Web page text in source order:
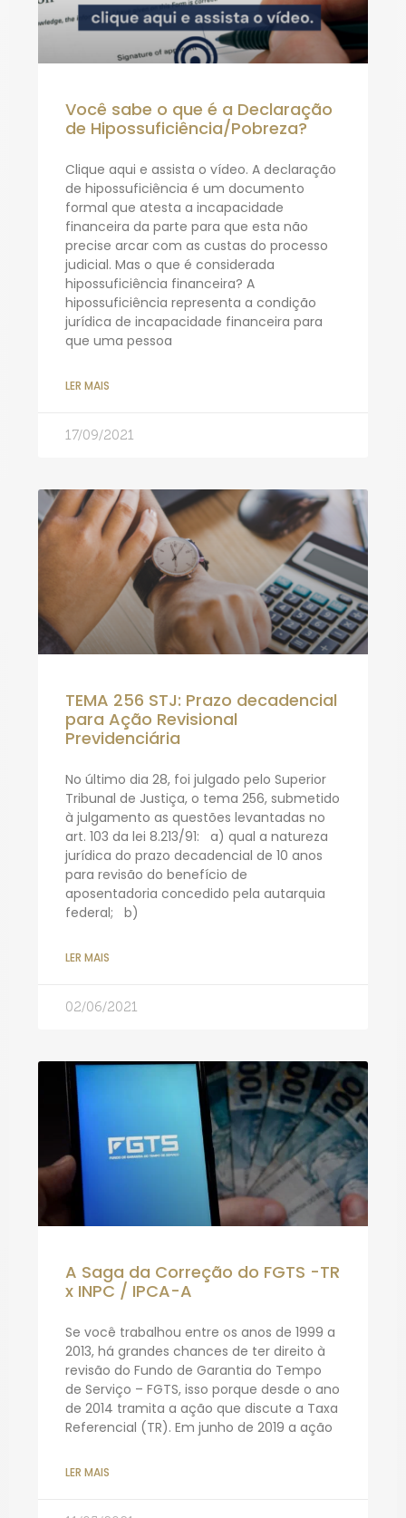
Você sabe o que é a Declaração
de Hipossuficiência/Pobreza?
Clique aqui e assista o vídeo. A declaração
de hipossuficiência é um documento
formal que atesta a incapacidade
financeira da parte para que esta não
precise arcar com as custas do processo
judicial. Mas o que é considerada
hipossuficiência financeira? A
hipossuficiência representa a condição
jurídica de incapacidade financeira para
que uma pessoa
LER MAIS
17/09/2021
TEMA 256 STJ: Prazo decadencial
para Ação Revisional
Previdenciária
No último dia 28, foi julgado pelo Superior
Tribunal de Justiça, o tema 256, submetido
à julgamento as questões levantadas no
art. 103 da lei 8.213/91: a) qual a natureza
jurídica do prazo decadencial de 10 anos
para revisão do benefício de
aposentadoria concedido pela autarquia
federal; b)
LER MAIS
02/06/2021
A Saga da Correção do FGTS -TR
x INPC / IPCA-A
Se você trabalhou entre os anos de 1999 a
2013, há grandes chances de ter direito à
revisão do Fundo de Garantia do Tempo
de Serviço – FGTS, isso porque desde o ano
de 2014 tramita a ação que discute a Taxa
Referencial (TR). Em junho de 2019 a ação
LER MAIS